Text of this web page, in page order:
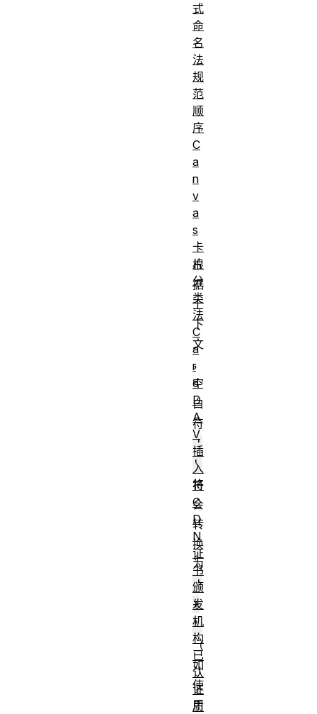
"'"
'('
')'
'*'
'+'
','
';'
'='
'%'
' '
根
据
上
下
文
，
空
白
符
'
'
将
会
转
换
为
'
+
'
（
如
使
用
式
命
名
法
规
范
顺
序
C
a
n
v
a
s
卡
片
分
类
法
C
a
r
d
D
A
V
插
入
符
C
D
N
证
书
颁
发
机
构
已
认
证
质